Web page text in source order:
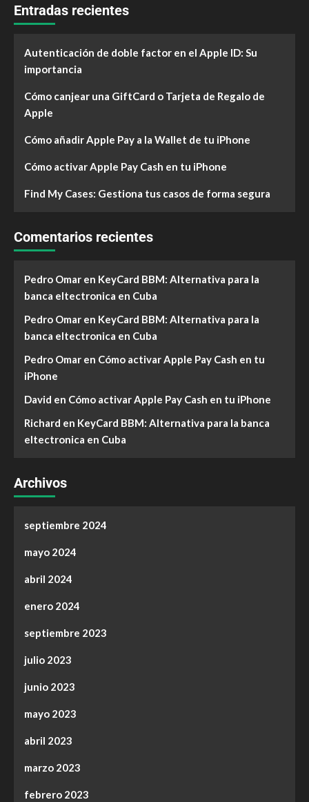
Entradas recientes
Autenticación de doble factor en el Apple ID: Su
importancia
Cómo canjear una GiftCard o Tarjeta de Regalo de
Apple
Cómo añadir Apple Pay a la Wallet de tu iPhone
Cómo activar Apple Pay Cash en tu iPhone
Find My Cases: Gestiona tus casos de forma segura
Comentarios recientes
Pedro Omar en KeyCard BBM: Alternativa para la
banca eltectronica en Cuba
Pedro Omar en KeyCard BBM: Alternativa para la
banca eltectronica en Cuba
Pedro Omar en Cómo activar Apple Pay Cash en tu
iPhone
David en Cómo activar Apple Pay Cash en tu iPhone
Richard en KeyCard BBM: Alternativa para la banca
eltectronica en Cuba
Archivos
septiembre 2024
mayo 2024
abril 2024
enero 2024
septiembre 2023
julio 2023
junio 2023
mayo 2023
abril 2023
marzo 2023
febrero 2023